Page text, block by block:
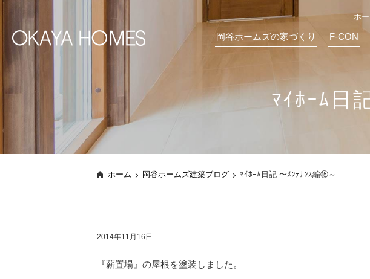
ホ
岡谷ホームズの家づくり F-CON
ﾏｲﾎｰﾑ日
ホーム 岡谷ホームズ建築ブログ ﾏｲﾎｰﾑ日記 〜ﾒﾝﾃﾅﾝｽ編⑮～
2014年11月16日
『薪置場』の屋根を塗装しました。